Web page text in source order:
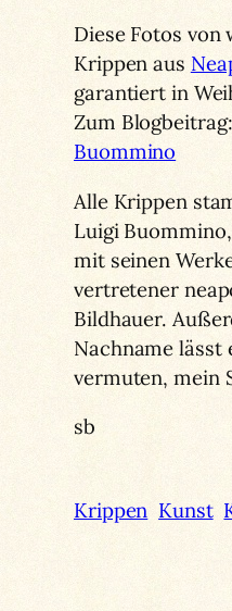
Diese Fotos von
Krippen aus
garantiert in
Zum Blogbeitrag:
Buommino
Alle Krippen
Luigi
mit seinen
vertretener
Bildhauer.
Nachname lässt
vermuten, mein
sb
Krippen Kunst